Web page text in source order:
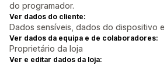
do programador.
Ver dados do cliente:
Dados sensíveis, dados do dispositivo
Ver dados da equipa e de colaboradores:
Proprietário da loja
Ver e editar dados da loja: